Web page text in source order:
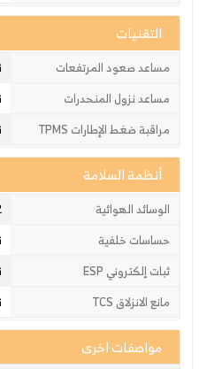
التقنيات
مساعد صعود المرتفعات
مساعد نزول المنحدرات
مراقبة ضغط الإطارات TPMS
أنظمة السلامة
الوسائد الهوائية
حساسات خلفية
ثبات إلكتروني ESP
مانع الانزلاق TCS
مواصفات اخرى